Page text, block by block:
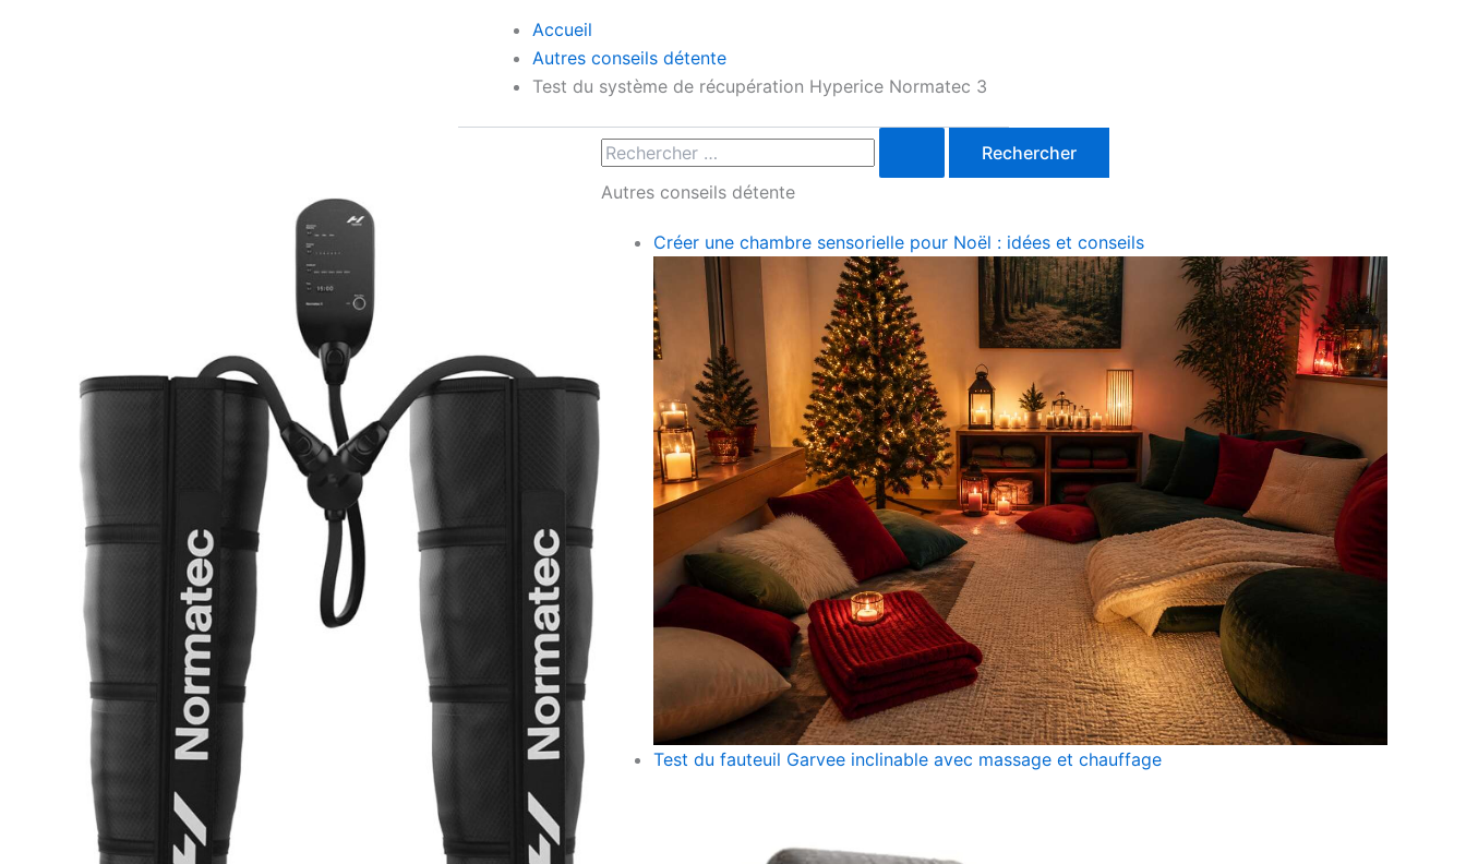
Accueil
Autres conseils détente
Test du système de récupération Hyperice Normatec 3
Autres conseils détente
Créer une chambre sensorielle pour Noël : idées et conseils
Test du fauteuil Garvee inclinable avec massage et chauffage